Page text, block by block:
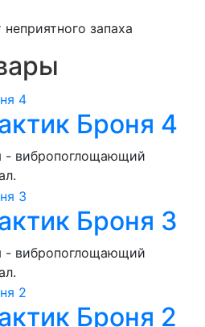
запаха
Броня 4
вибропоглощающий
Броня 3
вибропоглощающий
Броня 2